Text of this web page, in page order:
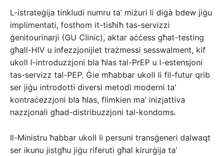
L-istrateġija tinkludi numru ta’ miżuri li diġà bdew jiġu
implimentati, fosthom it-tisħiħ tas-servizzi
ġenitourinarji (GU Clinic), aktar aċċess għat-testing
għall-HIV u infezzjonijiet trażmessi sesswalment, kif
ukoll l-introduzzjoni bla ħlas tal-PrEP u l-estensjoni
tas-servizz tal-PEP. Ġie mħabbar ukoll li fil-futur qrib
ser jiġu introdotti diversi metodi moderni ta’
kontraċezzjoni bla ħlas, flimkien ma’ inizjattiva
nazzjonali għad-distribuzzjoni tal-kondoms.
Il-Ministru ħabbar ukoll li persuni transġeneri dalwaqt
ser ikunu jistgħu jiġu riferuti għal kirurġija ta’